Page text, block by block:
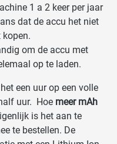
1 a 2 keer per jaar
dat de accu het niet
kopen.
om de accu met
op te laden.
een uur op een volle
uur. Hoe meer mAh
is het aan te
te bestellen. De